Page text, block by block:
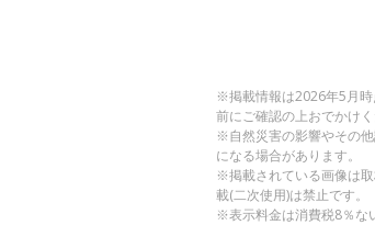
※掲載情報は2026年5月時
前にご確認の上おでかけく
※自然災害の影響やその
になる場合があります。
※掲載されている画像は
載(二次使用)は禁止です。
※表示料金は消費税8％な